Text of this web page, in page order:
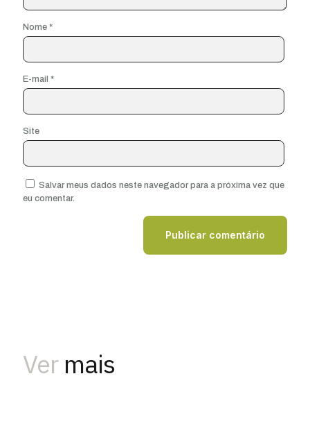
Nome *
E-mail *
Site
Salvar meus dados neste navegador para a próxima vez que
eu comentar.
Ver mais